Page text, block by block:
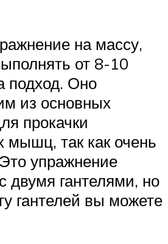
на массу,
от 8-10
подход. Оно
из основных
прокачки
мышц, так как очень
упражнение
двумя гантелями, но
гантелей вы можете